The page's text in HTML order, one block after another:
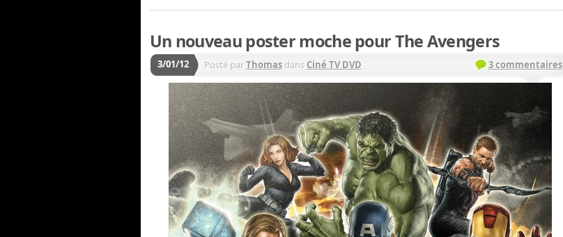
Un nouveau poster moche pour The Avengers
3/01/12 Posté parThomas dans Ciné TV DVD 3 commentaires